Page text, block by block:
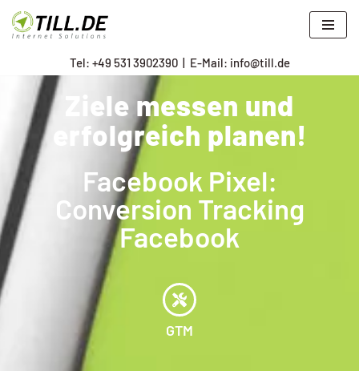
Zum
springen
Tel: +49 531 3902390| E-Mail: info@till.de
Ziele messen und
erfolgreich planen!
Facebook Pixel:
Conversion Tracking
Facebook
GTM